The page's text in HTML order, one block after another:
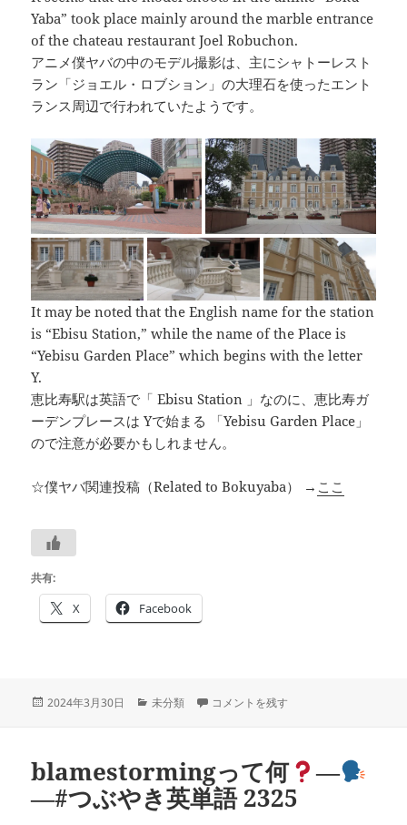
Yaba” took place mainly around the marble entrance
of the chateau restaurant Joel Robuchon.
アニメ僕ヤバの中のモデル撮影は、主にシャトーレスト
ラン「ジョエル・ロブション」の大理石を使ったエント
ランス周辺で行われていたようです。
It may be noted that the English name for the station
is “Ebisu Station,” while the name of the Place is
“Yebisu Garden Place” which begins with the letter
Y.
恵比寿駅は英語で「 Ebisu Station 」なのに、恵比寿ガ
ーデンプレースは Yで始まる 「Yebisu Garden Place」
ので注意が必要かもしれません。
☆僕ヤバ関連投稿（Related to Bokuyaba） → ここ
共有:
X Facebook
投
2024年3月30日
カ
ー
未分類 「僕の心のヤバイやつ」の聖地巡礼 6
コメントを残す
blamestormingって何
―
―#つぶやき英単語 2325